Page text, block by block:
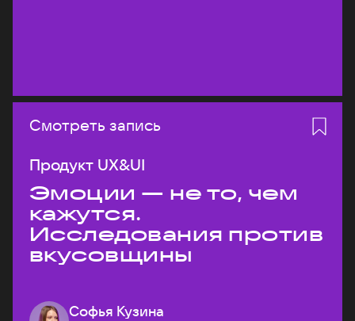
Смотреть запись
Продукт UX&UI
Эмоции — не то, чем
кажутся.
Исследования против
вкусовщины
Софья Кузина